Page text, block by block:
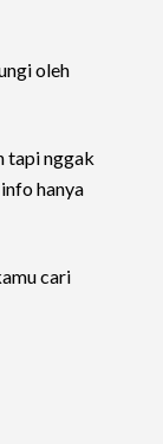
oleh
tapi nggak
hanya
cari